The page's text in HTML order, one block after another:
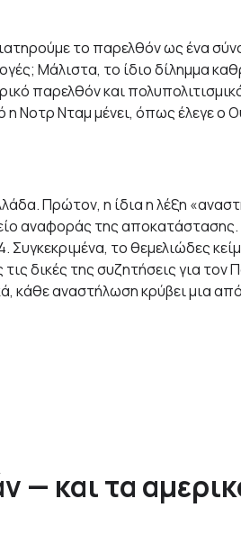
το παρελθόν ως ένα
Μάλιστα, το ίδιο δίλημμα
παρελθόν και
η Νοτρ Νταμ μένει, όπως έλεγε ο
Πρώτον, η ίδια η λέξη
αναφοράς της αποκατάστασης.
το θεμελιώδες
δικές της συζητήσεις για τον
κάθε αναστήλωση κρύβει μια
— και τα